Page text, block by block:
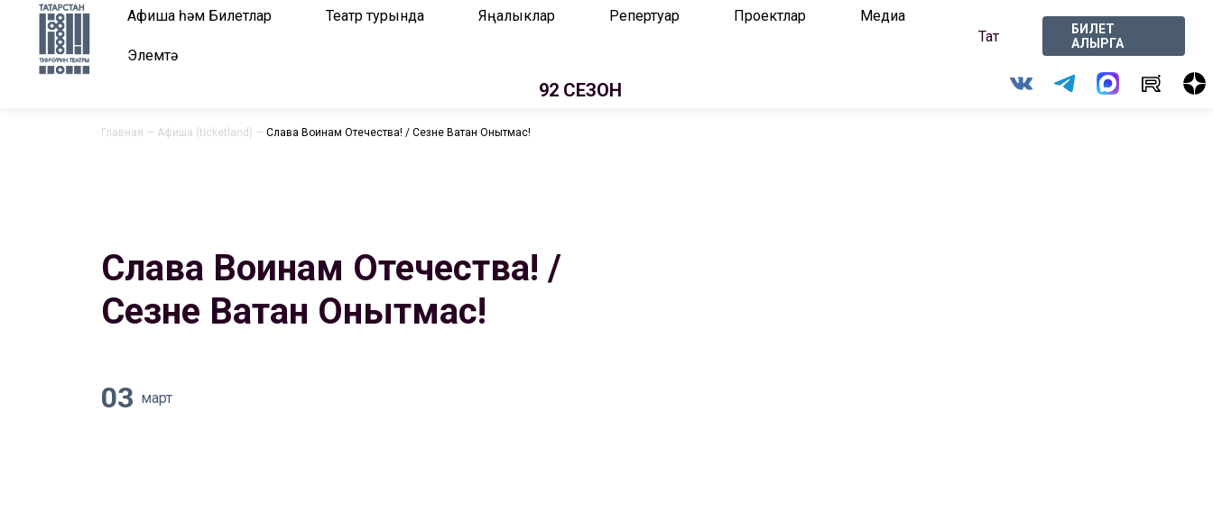
Афиша һәм Билетлар Театр турында Яңалыклар Репертуар Проектлар Медиа
Элемтә
Тат
БИЛЕТ
АЛЫРГА
92 СЕЗОН
Главная — Афиша (ticketland) — Слава Воинам Отечества! / Сезне Ватан Онытмас!
Слава Воинам Отечества! /
Сезне Ватан Онытмас!
03 март